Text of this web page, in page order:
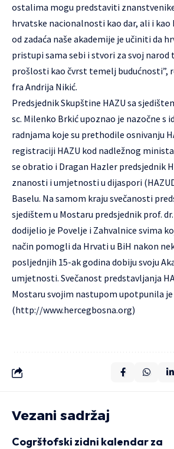
ostalima mogu predstaviti
hrvatske nacionalnosti kao dar, ali i kao
od zadaća naše akademije je učiniti da
pristupi sama sebi i stvori za svoj narod
prošlosti kao čvrst temelj budućnosti”,
fra Andrija Nikić.
Predsjednik Skupštine HAZU sa
sc. Milenko Brkić upoznao je nazočne s
radnjama koje su prethodile osnivanju
registraciji HAZU kod nadležnog
se obratio i Dragan Hazler predsjednik
znanosti i umjetnosti u dijaspori (
Baselu. Na samom kraju svečanosti
sjedištem u Mostaru predsjednik prof.
dodijelio je Povelje i Zahvalnice svima
način pomogli da Hrvati u BiH nakon
posljednjih 15-ak godina dobiju svoju
umjetnosti. Svečanost predstavljanja
Mostaru svojim nastupom upotpunila je
(http://www.hercegbosna.org)
Vezani sadržaj
Cogrštofski zidni kalendar za